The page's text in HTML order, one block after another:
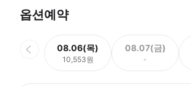
옵션예약
08.06(목)
10,553원
08.07(금)
-